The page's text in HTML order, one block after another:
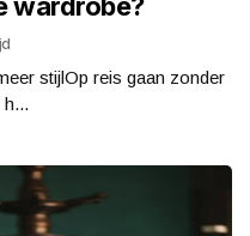
wardrobe?
stijlOp reis gaan zonder